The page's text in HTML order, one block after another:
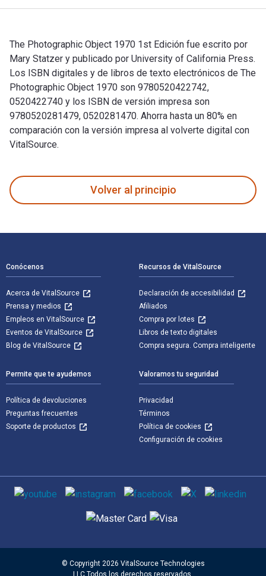
The Photographic Object 1970 1st Edición fue escrito por
Mary Statzer y publicado por University of California Press.
Los ISBN digitales y de libros de texto electrónicos de The
Photographic Object 1970 son 9780520422742,
0520422740 y los ISBN de versión impresa son
9780520281479, 0520281470. Ahorra hasta un 80% en
comparación con la versión impresa al volverte digital con
VitalSource.
Volver al principio
Conócenos
Acerca de VitalSource
Prensa y medios
Empleos en VitalSource
Eventos de VitalSource
Blog de VitalSource
Recursos de VitalSource
Declaración de accesibilidad
Afiliados
Compra por lotes
Libros de texto digitales
Compra segura. Compra inteligente
Permite que te ayudemos
Política de devoluciones
Preguntas frecuentes
Soporte de productos
Valoramos tu seguridad
Privacidad
Términos
Política de cookies
Configuración de cookies
Medios de comunicación social
Métodos de pago admitidos
© Copyright 2026 VitalSource Technologies
LLC Todos los derechos reservados.